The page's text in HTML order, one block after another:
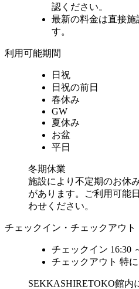
認ください。
最新の料金は直接施
す。
利用可能期間
日祝
日祝の前日
春休み
GW
夏休み
お盆
平日
冬期休業
施設により不定期のお休
があります。ご利用可能
わせください。
チェックイン・チェックアウト
チェックイン 16:30
チェックアウト 特
SEKKASHIRETOKO館内